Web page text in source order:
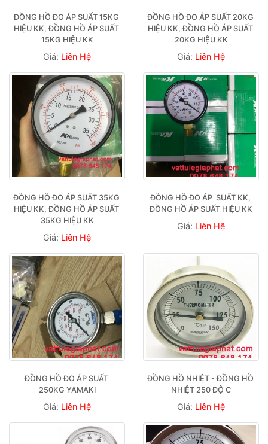
ĐỒNG HỒ ĐO ÁP SUẤT 15KG
HIỆU KK, ĐỒNG HỒ ÁP SUẤT
15KG HIỆU KK
Giá: Liên Hệ
ĐỒNG HỒ ĐO ÁP SUẤT 20KG
HIỆU KK, ĐỒNG HỒ ÁP SUẤT
20KG HIỆU KK
Giá: Liên Hệ
ĐỒNG HỒ ĐO ÁP SUẤT 35KG
HIỆU KK, ĐỒNG HỒ ÁP SUẤT
35KG HIỆU KK
Giá: Liên Hệ
ĐỒNG HỒ ĐO ÁP  SUẤT KK,
ĐỒNG HỒ ÁP SUẤT HIỆU KK
Giá: Liên Hệ
ĐỒNG HỒ ĐO ÁP SUẤT
250KG YAMAKI
Giá: Liên Hệ
ĐỒNG HỒ NHIỆT - ĐỒNG HỒ
NHIỆT 250 ĐỘ C
Giá: Liên Hệ